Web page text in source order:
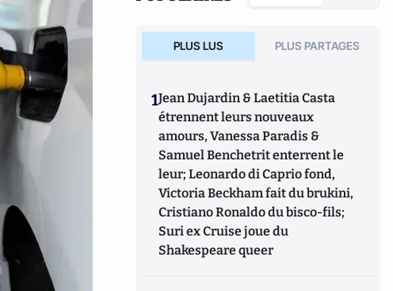
PLUS LUS PLUS PARTAGES
1Jean Dujardin & Laetitia Casta
étrennent leurs nouveaux
amours, Vanessa Paradis &
Samuel Benchetrit enterrent le
leur; Leonardo di Caprio fond,
Victoria Beckham fait du brukini,
Cristiano Ronaldo du bisco-fils;
Suri ex Cruise joue du
Shakespeare queer